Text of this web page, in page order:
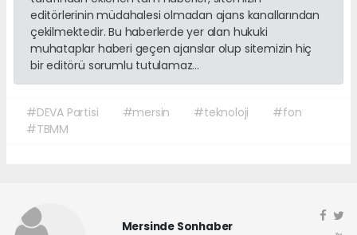
editörlerinin müdahalesi olmadan ajans kanallarından
çekilmektedir. Bu haberlerde yer alan hukuki
muhataplar haberi geçen ajanslar olup sitemizin hiç
bir editörü sorumlu tutulamaz...
#DEVA Partisi #mersin #teknoloji
#fon
#TBMM
Mersinde Sonhaber